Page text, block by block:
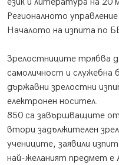
Регионалното
Началото на изпита по
Зрелостниците трябва
самоличност и служебна
държавни зрелостни
електронен носител.
850 са завършващите
втори задължителен
учениците, заявили
най-желаният предмет е